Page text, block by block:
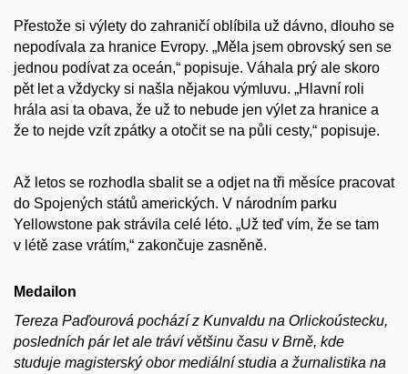
Přestože si výlety do zahraničí oblíbila už dávno, dlouho se
nepodívala za hranice Evropy. „Měla jsem obrovský sen se
jednou podívat za oceán,“ popisuje. Váhala prý ale skoro
pět let a vždycky si našla nějakou výmluvu. „Hlavní roli
hrála asi ta obava, že už to nebude jen výlet za hranice a
že to nejde vzít zpátky a otočit se na půli cesty,“ popisuje.
Až letos se rozhodla sbalit se a odjet na tři měsíce pracovat
do Spojených států amerických. V národním parku
Yellowstone pak strávila celé léto. „Už teď vím, že se tam
v létě zase vrátím,“ zakončuje zasněně.
Medailon
Tereza Paďourová pochází z Kunvaldu na Orlickoústecku,
posledních pár let ale tráví většinu času v Brně, kde
studuje magisterský obor mediální studia a žurnalistika na